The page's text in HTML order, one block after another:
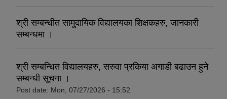
श्री सम्बन्धीत सामुदायिक विद्यालयका शिक्षकहरु, जानकारी
सम्बन्धमा ।
श्री सम्बन्धित विद्यालयहरु, सरुवा प्रकिया अगाडी बढाउन हुने
सम्बन्धी सूचना ।
Post date: Mon, 07/27/2026 - 15:52